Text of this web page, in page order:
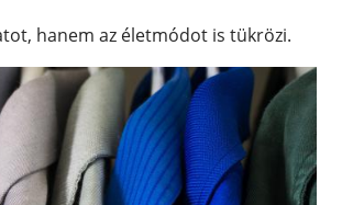
hanem az életmódot is tükrözi.